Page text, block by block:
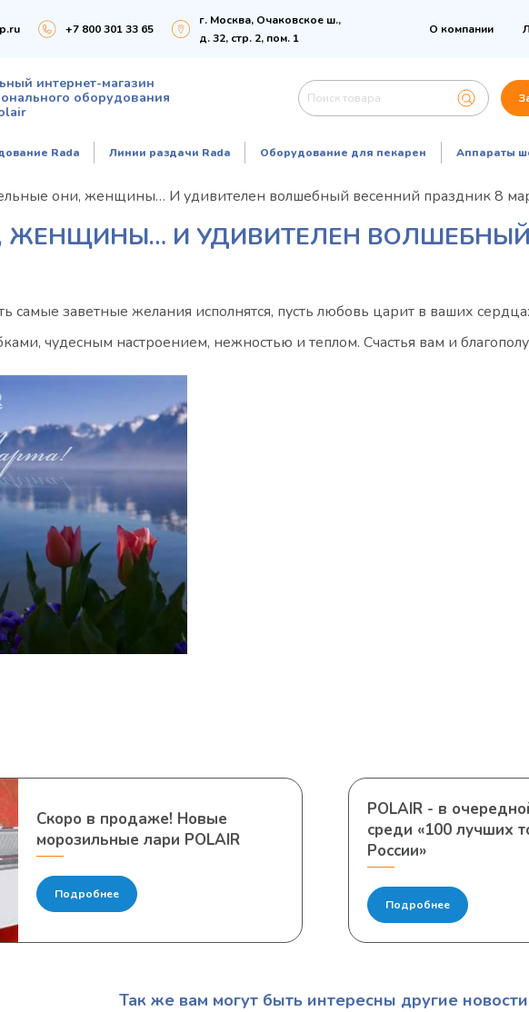
+7 800 301 33 65
г. Москва, Очаковское ш.,
д. 32, стр. 2, пом. 1
О компании
интернет-магазин
оборудования
Rada Линии раздачи Rada Оборудование для пекарен Аппараты
они, женщины… И удивителен волшебный весенний праздник 8
ЖЕНЩИНЫ… И УДИВИТЕЛЕН
самые заветные желания исполнятся, пусть любовь царит в ваших
чудесным настроением, нежностью и теплом. Счастья вам и
Скоро в продаже! Новые
морозильные лари POLAIR
Подробнее
POLAIR - в
среди «100 лучших
России»
Подробнее
Так же вам могут быть интересны другие